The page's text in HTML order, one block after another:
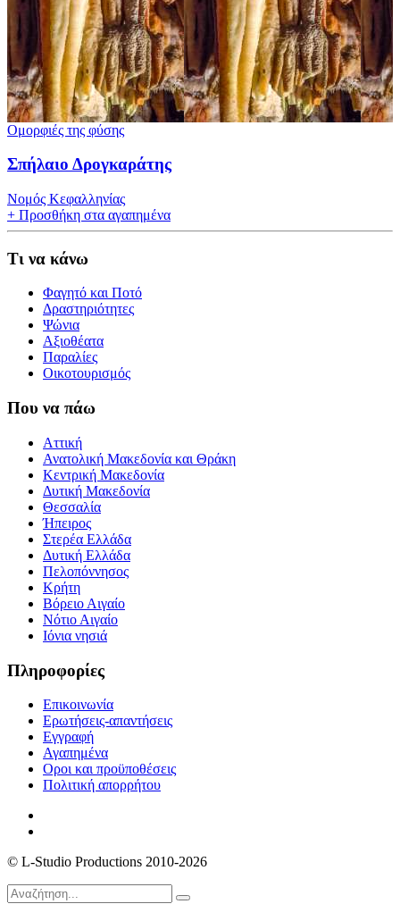
Ομορφιές της φύσης
Σπήλαιο Δρογκαράτης
Νομός Κεφαλληνίας
+ Προσθήκη στα αγαπημένα
Τι να κάνω
Φαγητό και Ποτό
Δραστηριότητες
Ψώνια
Αξιοθέατα
Παραλίες
Οικοτουρισμός
Που να πάω
Αττική
Ανατολική Μακεδονία και Θράκη
Κεντρική Μακεδονία
Δυτική Μακεδονία
Θεσσαλία
Ήπειρος
Στερέα Ελλάδα
Δυτική Ελλάδα
Πελοπόννησος
Κρήτη
Βόρειο Αιγαίο
Νότιο Αιγαίο
Ιόνια νησιά
Πληροφορίες
Επικοινωνία
Ερωτήσεις-απαντήσεις
Εγγραφή
Αγαπημένα
Οροι και προϋποθέσεις
Πολιτική απορρήτου
© L-Studio Productions 2010-2026